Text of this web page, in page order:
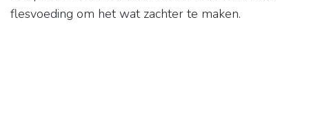
flesvoeding om het wat zachter te maken.